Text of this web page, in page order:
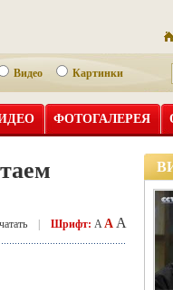
Видео Картинки
ФОТОГАЛЕРЕЯ
Шрифт: A A A